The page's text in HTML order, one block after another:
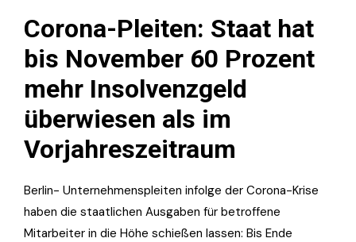
Corona-Pleiten: Staat hat
bis November 60 Prozent
mehr Insolvenzgeld
überwiesen als im
Vorjahreszeitraum
Berlin- Unternehmenspleiten infolge der Corona-Krise
haben die staatlichen Ausgaben für betroffene
Mitarbeiter in die Höhe schießen lassen: Bis Ende